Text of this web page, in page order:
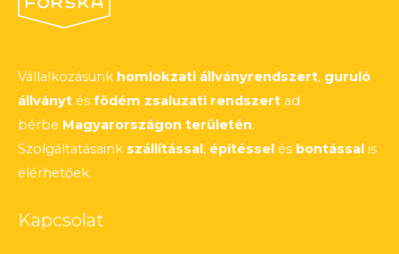
Vállalkozásunk homlokzati állványrendszert, guruló
állványt és födém zsaluzati rendszert ad
bérbe Magyarországon területén.
Szolgáltatásaink szállítással, építéssel és bontással is
elérhetőek.
Kapcsolat